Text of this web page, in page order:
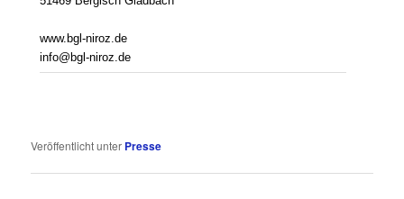
www.bgl-niroz.de
info@bgl-niroz.de
Veröffentlicht unter Presse